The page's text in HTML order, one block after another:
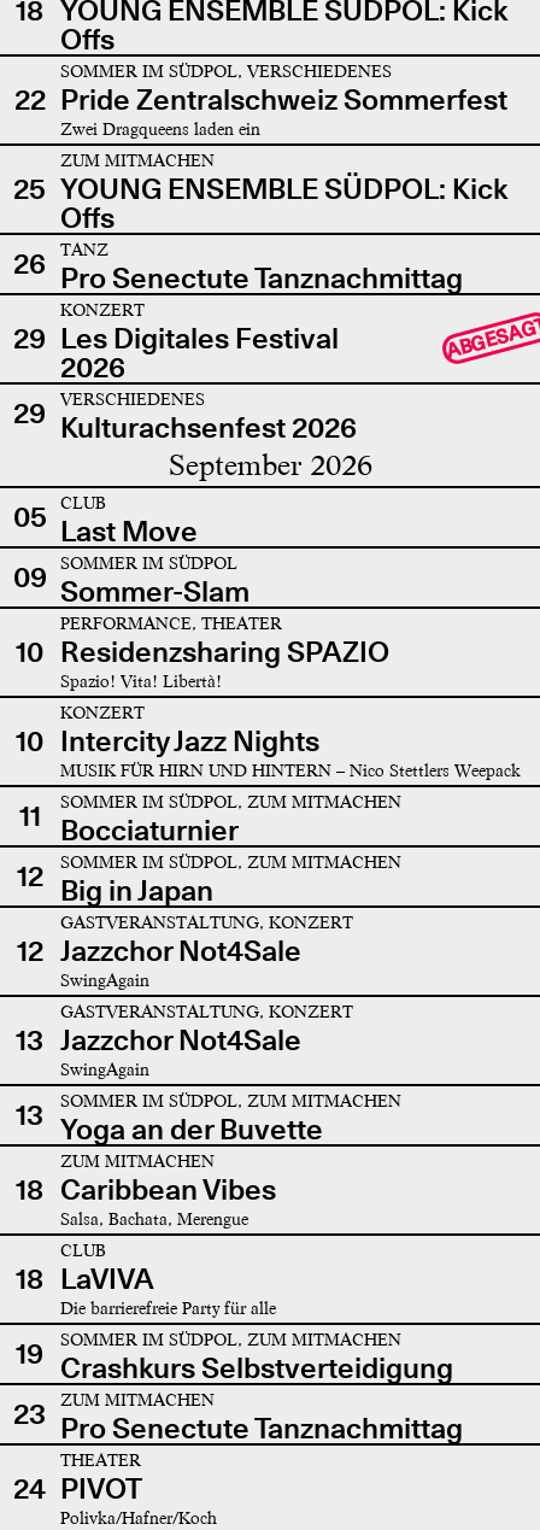
18 YOUNG ENSEMBLE SÜDPOL: Kick
Offs
22
SOMMER IM SÜDPOL, VERSCHIEDENES
Pride Zentralschweiz Sommerfest
Zwei Dragqueens laden ein
25
ZUM MITMACHEN
YOUNG ENSEMBLE SÜDPOL: Kick
Offs
26
TANZ
Pro Senectute Tanznachmittag
29
KONZERT
Les Digitales Festival
2026
29 VERSCHIEDENES
Kulturachsenfest 2026
September 2026
05 CLUB
Last Move
09
SOMMER IM SÜDPOL
Sommer-Slam
10
PERFORMANCE, THEATER
Residenzsharing SPAZIO
Spazio! Vita! Libertà!
10
KONZERT
Intercity Jazz Nights
MUSIK FÜR HIRN UND HINTERN – Nico Stettlers Weepack
11 SOMMER IM SÜDPOL, ZUM MITMACHEN
Bocciaturnier
12
SOMMER IM SÜDPOL, ZUM MITMACHEN
Big in Japan
12
GASTVERANSTALTUNG, KONZERT
Jazzchor Not4Sale
SwingAgain
13
GASTVERANSTALTUNG, KONZERT
Jazzchor Not4Sale
SwingAgain
13 SOMMER IM SÜDPOL, ZUM MITMACHEN
Yoga an der Buvette
18
ZUM MITMACHEN
Caribbean Vibes
Salsa, Bachata, Merengue
18
CLUB
LaVIVA
Die barrierefreie Party für alle
19 SOMMER IM SÜDPOL, ZUM MITMACHEN
Crashkurs Selbstverteidigung
23
ZUM MITMACHEN
Pro Senectute Tanznachmittag
24
THEATER
PIVOT
Polivka/Hafner/Koch